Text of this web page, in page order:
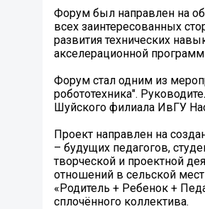
Форум был направлен на
всех заинтересованных
развития технических
акселерационной
Форум стал одним из
робототехника".
Шуйского филиала ИвГУ
Проект направлен на
– будущих педагогов,
творческой и проектной
отношений в сельской
«Родитель + Ребенок +
сплочённого коллектива.